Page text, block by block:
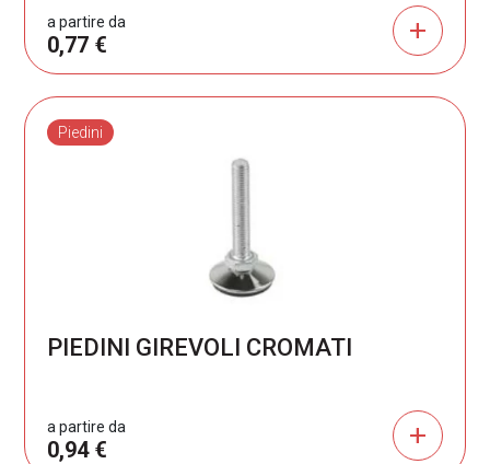
a partire da
0,77 € add
Piedini
PIEDINI GIREVOLI CROMATI
a partire da
0,94 € add